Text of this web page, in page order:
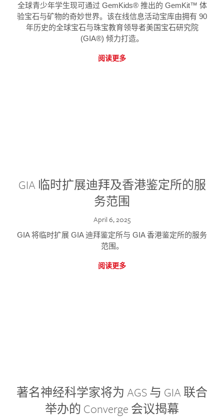
全球青少年学生现可通过 GemKids® 推出的 GemKit™ 体
验宝石与矿物的奇妙世界。该在线信息活动宝库由拥有 90
年历史的全球宝石与珠宝教育领导者美国宝石研究院
(GIA®) 倾力打造。
阅读更多
GIA 临时扩展迪拜及香港鉴定所的服
务范围
April 6, 2025
GIA 将临时扩展 GIA 迪拜鉴定所与 GIA 香港鉴定所的服务
范围。
阅读更多
著名神经科学家将为 AGS 与 GIA 联合
举办的 Converge 会议揭幕